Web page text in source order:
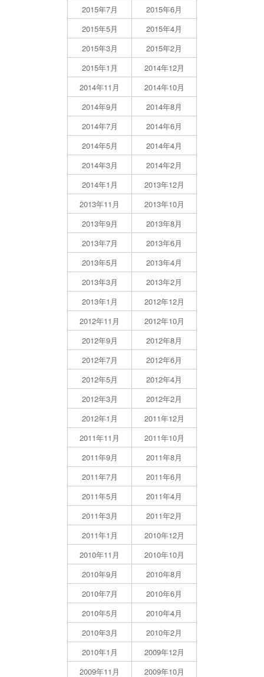
2015年7月
2015年6月
2015年5月
2015年4月
2015年3月
2015年2月
2015年1月
2014年12月
2014年11月
2014年10月
2014年9月
2014年8月
2014年7月
2014年6月
2014年5月
2014年4月
2014年3月
2014年2月
2014年1月
2013年12月
2013年11月
2013年10月
2013年9月
2013年8月
2013年7月
2013年6月
2013年5月
2013年4月
2013年3月
2013年2月
2013年1月
2012年12月
2012年11月
2012年10月
2012年9月
2012年8月
2012年7月
2012年6月
2012年5月
2012年4月
2012年3月
2012年2月
2012年1月
2011年12月
2011年11月
2011年10月
2011年9月
2011年8月
2011年7月
2011年6月
2011年5月
2011年4月
2011年3月
2011年2月
2011年1月
2010年12月
2010年11月
2010年10月
2010年9月
2010年8月
2010年7月
2010年6月
2010年5月
2010年4月
2010年3月
2010年2月
2010年1月
2009年12月
2009年11月
2009年10月